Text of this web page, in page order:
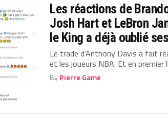
Les réactions de
Josh Hart et LeBron
le King a déjà oublié
Le trade d’Anthony Davis a fait
et les joueurs NBA. Et en premier
ByPierre Game